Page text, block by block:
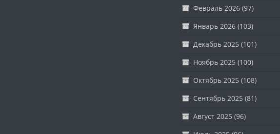
Февраль 2026(97)
Январь 2026(103)
Декабрь 2025 (101)
Ноябрь 2025 (100)
Октябрь 2025 (108)
Сентябрь 2025 (81)
Август 2025 (96)